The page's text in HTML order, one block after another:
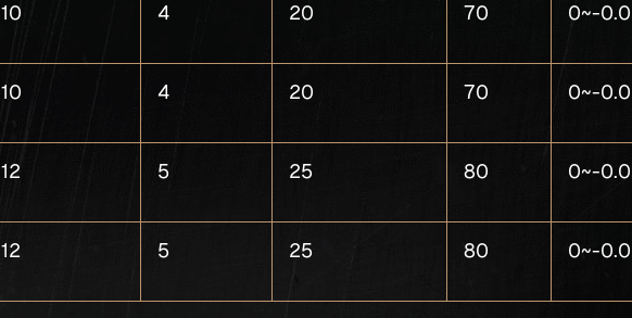
10 4 20 70 0~-
10 4 20 70 0~-
12 5 25 80 0~-
12 5 25 80 0~-